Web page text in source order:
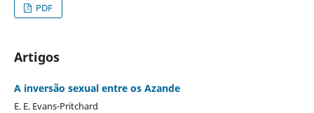
PDF
Artigos
A inversão sexual entre os Azande
E. E. Evans-Pritchard